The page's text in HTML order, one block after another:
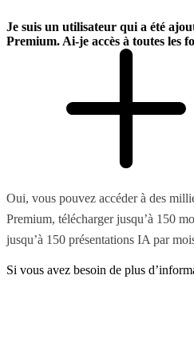
Je suis un utilisateur qui a été
Premium. Ai-je accès à toutes les
Oui, vous pouvez accéder à des
Premium, télécharger jusqu’à 150
jusqu’à 150 présentations IA par
Si vous avez besoin de plus